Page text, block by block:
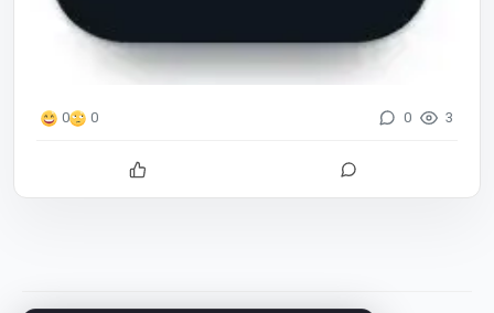
0 0 0 3